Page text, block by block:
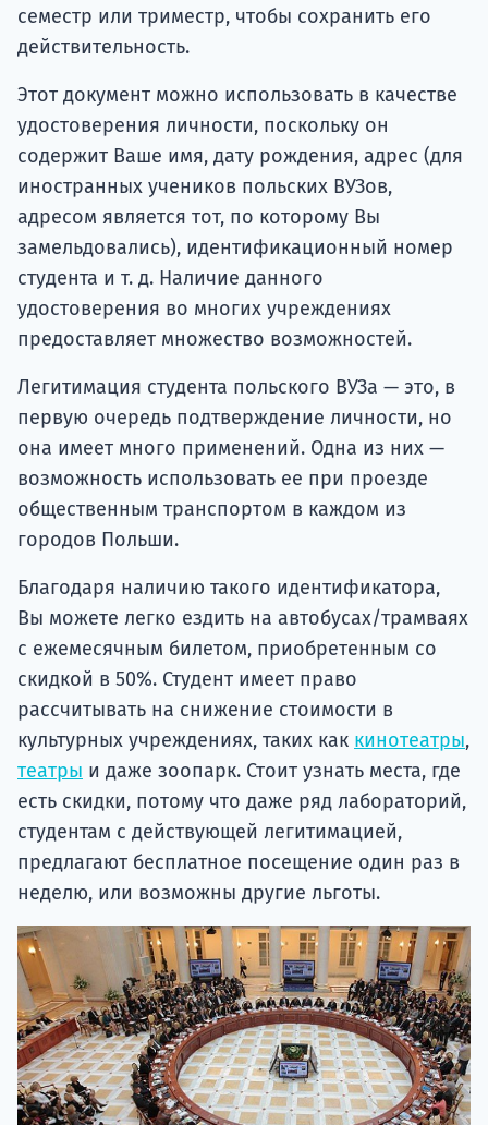
семестр или триместр, чтобы сохранить его
действительность.
Этот документ можно использовать в качестве
удостоверения личности, поскольку он
содержит Ваше имя, дату рождения, адрес (для
иностранных учеников польских ВУЗов,
адресом является тот, по которому Вы
замельдовались), идентификационный номер
студента и т. д. Наличие данного
удостоверения во многих учреждениях
предоставляет множество возможностей.
Легитимация студента польского ВУЗа — это, в
первую очередь подтверждение личности, но
она имеет много применений. Одна из них —
возможность использовать ее при проезде
общественным транспортом в каждом из
городов Польши.
Благодаря наличию такого идентификатора,
Вы можете легко ездить на автобусах/трамваях
с ежемесячным билетом, приобретенным со
скидкой в 50%. Студент имеет право
рассчитывать на снижение стоимости в
культурных учреждениях, таких как кинотеатры,
театры и даже зоопарк. Стоит узнать места, где
есть скидки, потому что даже ряд лабораторий,
студентам с действующей легитимацией,
предлагают бесплатное посещение один раз в
неделю, или возможны другие льготы.